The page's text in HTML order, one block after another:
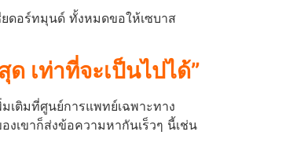
ดอร์ทมุนด์ ทั้งหมดขอให้เซบาส
เท่าที่จะเป็นไปได้”
เติมที่ศูนย์การแพทย์เฉพาะทาง
เขาก็ส่งข้อความหากันเร็วๆ นี้เช่น